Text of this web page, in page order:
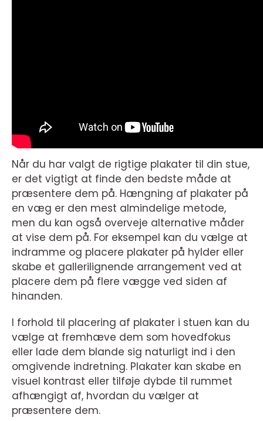
Når du har valgt de rigtige plakater til din stue,
er det vigtigt at finde den bedste måde at
præsentere dem på. Hængning af plakater på
en væg er den mest almindelige metode,
men du kan også overveje alternative måder
at vise dem på. For eksempel kan du vælge at
indramme og placere plakater på hylder eller
skabe et gallerilignende arrangement ved at
placere dem på flere vægge ved siden af
hinanden.
I forhold til placering af plakater i stuen kan du
vælge at fremhæve dem som hovedfokus
eller lade dem blande sig naturligt ind i den
omgivende indretning. Plakater kan skabe en
visuel kontrast eller tilføje dybde til rummet
afhængigt af, hvordan du vælger at
præsentere dem.